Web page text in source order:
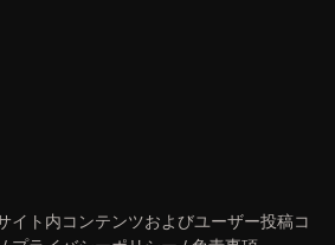
イト内コンテンツおよびユーザー投稿コ